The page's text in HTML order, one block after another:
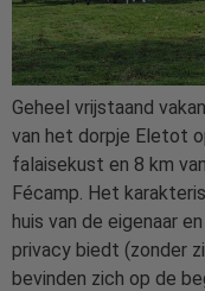
Geheel vrijstaand
van het dorpje Eletot
falaisekust en 8 km
Fécamp. Het
huis van de eigenaar
privacy biedt (zonder
bevinden zich op de